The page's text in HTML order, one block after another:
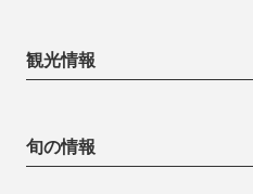
観光情報
旬の情報